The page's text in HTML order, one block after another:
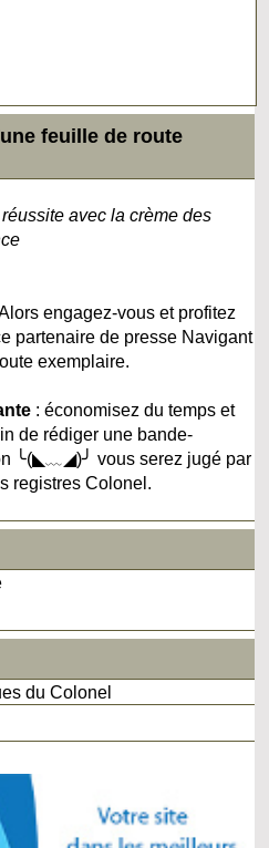
feuille de route
avec la crème des
engagez-vous et profitez
partenaire de presse Navigant
exemplaire.
: économisez du temps et
de rédiger une bande-
╰(◣﹏◢)╯ vous serez jugé par
registres Colonel.
du Colonel